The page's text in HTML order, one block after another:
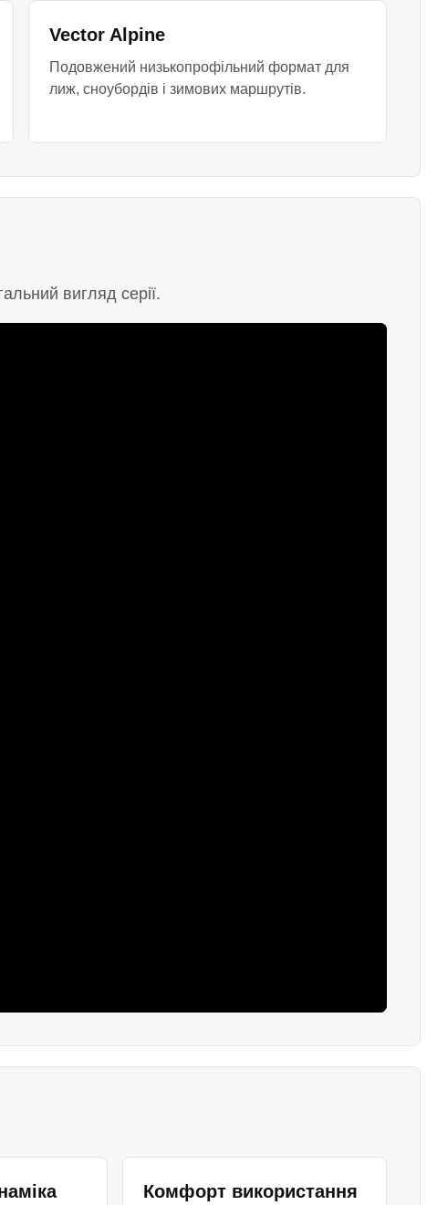
Vector Alpine
Подовжений низькопрофільний формат для
лиж, сноубордів і зимових маршрутів.
вигляд серії.
Комфорт використання